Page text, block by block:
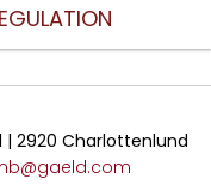
| 2920 Charlottenlund